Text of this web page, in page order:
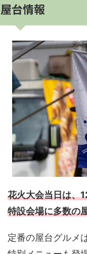
屋台情報
花火大会当日は、
特設会場に多数の
定番の屋台グルメ